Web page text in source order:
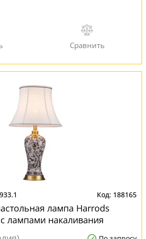
188165
лампа Harrods
лампами накаливания